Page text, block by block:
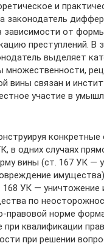
и
законодатель
зависимости от
преступлений. В
выделяет
множественности,
вины связан и
участие в
в одних случаях
вины (ст. 167 УК —
УК — уничтожение
по
правовой норме
при квалификации
при решении